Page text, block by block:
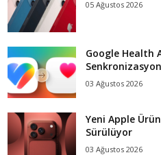
05 Ağustos 2026
Google Health
03 Ağustos 2026
Yeni Apple
Sürülüyor
03 Ağustos 2026